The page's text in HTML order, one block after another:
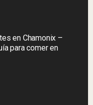
en Chamonix –
para comer en